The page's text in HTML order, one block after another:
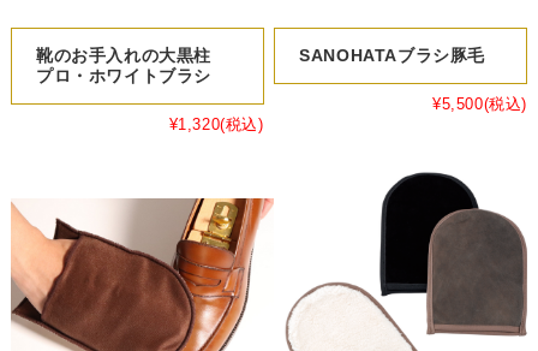
靴のお手入れの大黒柱
プロ・ホワイトブラシ
¥1,320(税込)
SANOHATAブラシ豚毛
¥5,500(税込)